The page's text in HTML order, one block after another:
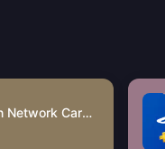
PlayStation Network Card (SG)